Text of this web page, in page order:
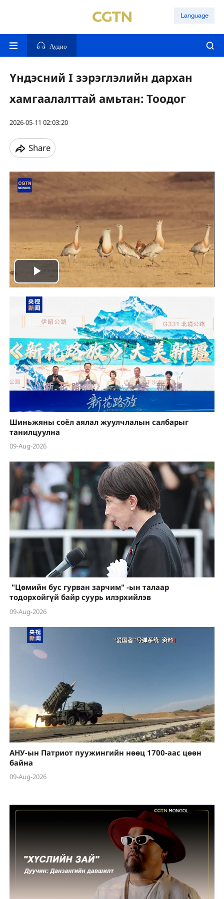
Language
Аудио
Үндэсний I зэрэглэлийн дархан
хамгаалалттай амьтан: Тоодог
2026-05-11 02:03:20
Share
Play
Video
Шиньжяны соёл аялал жуулчлалын салбарыг
танилцуулна
09-Aug-2026
"Цөмийн бус гурван зарчим" -ын талаар
тодорхойгүй байр суурь илэрхийлэв
09-Aug-2026
АНУ-ын Патриот пуужингийн нөөц 1700-аас цөөн
байна
09-Aug-2026